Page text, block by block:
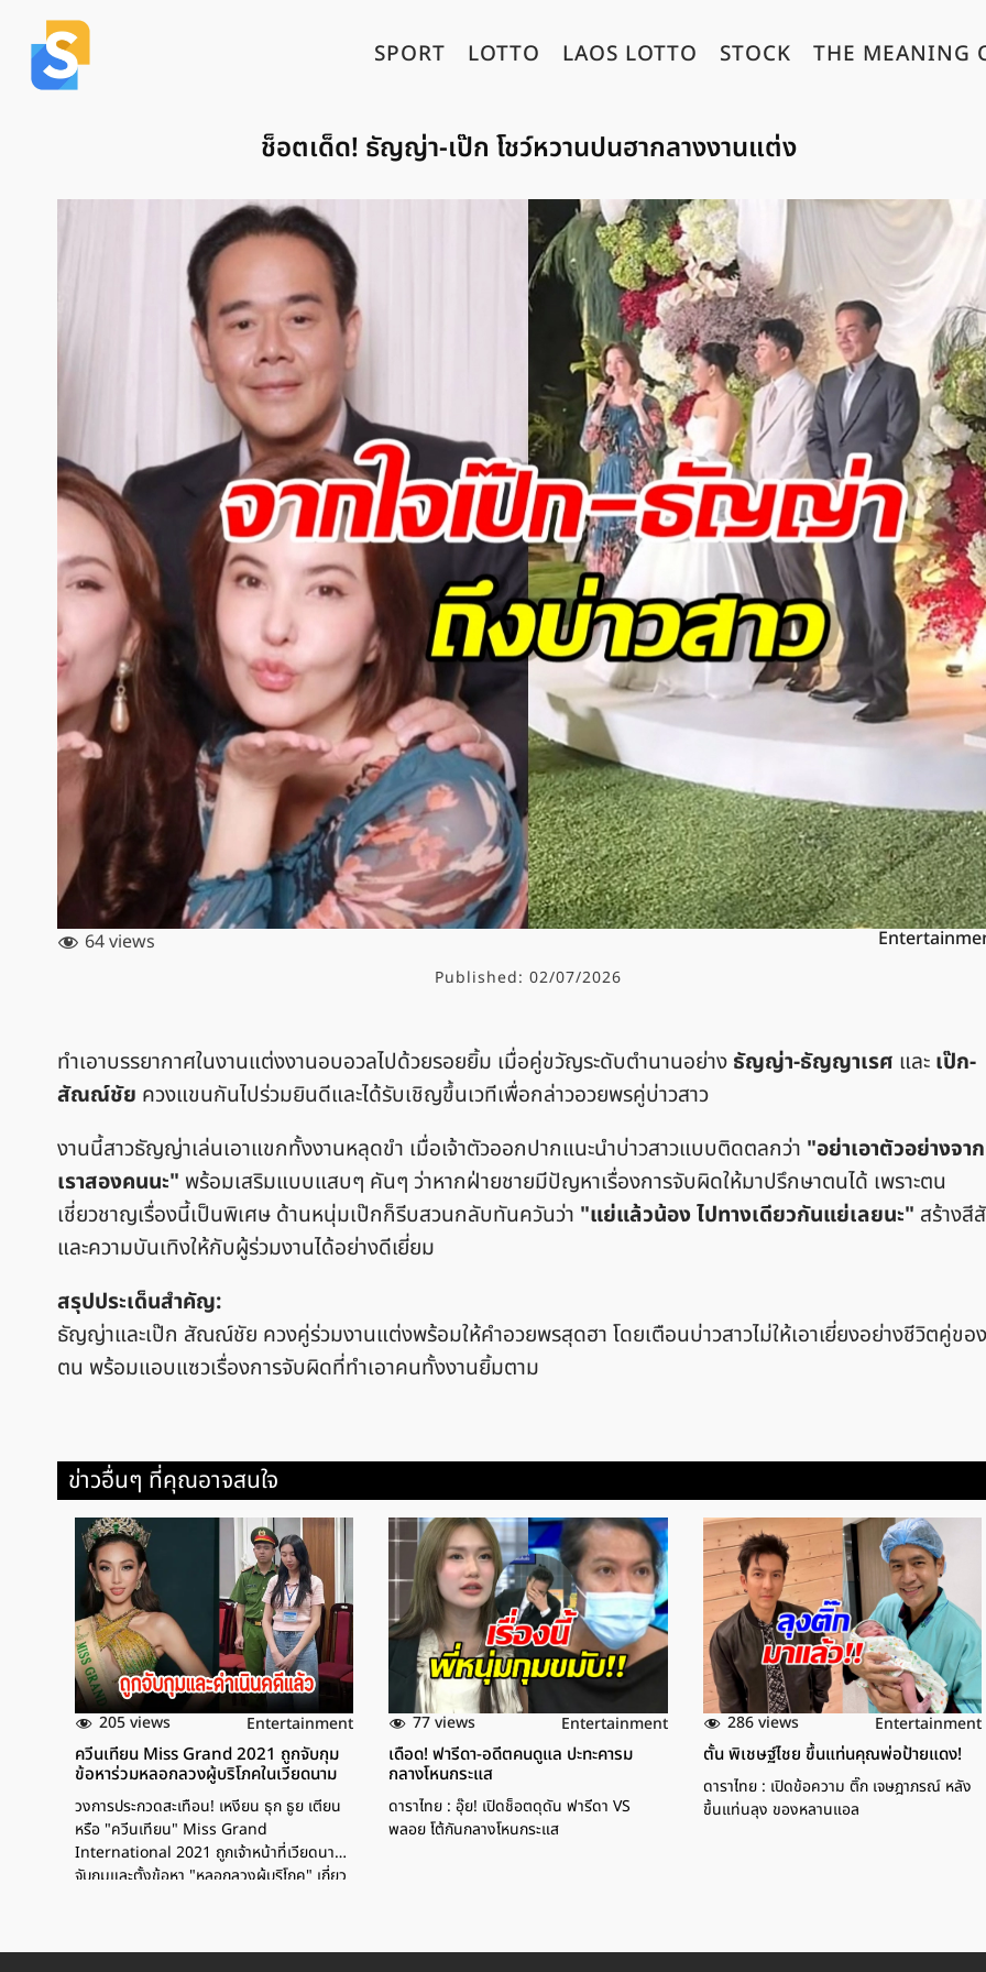
SPORT LOTTO LAOS LOTTO STOCK THE MEANING
ช็อตเด็ด! ธัญญ่า-เป๊ก โชว์หวานปนฮากลางงานแต่ง
64 views
Published: 02/07/2026
ทำเอาบรรยากาศในงานแต่งงานอบอวลไปด้วยรอยยิ้ม เมื่อคู่ขวัญระดับตำนานอย่าง ธัญญ่า-ธัญญาเรศ และ เป๊ก-
สัณณ์ชัย ควงแขนกันไปร่วมยินดีและได้รับเชิญขึ้นเวทีเพื่อกล่าวอวยพรคู่บ่าวสาว
งานนี้สาวธัญญ่าเล่นเอาแขกทั้งงานหลุดขำ เมื่อเจ้าตัวออกปากแนะนำบ่าวสาวแบบติดตลกว่า "อย่าเอาตัวอย่างจาก
เราสองคนนะ" พร้อมเสริมแบบแสบๆ คันๆ ว่าหากฝ่ายชายมีปัญหาเรื่องการจับผิดให้มาปรึกษาตนได้ เพราะตน
เชี่ยวชาญเรื่องนี้เป็นพิเศษ ด้านหนุ่มเป๊กก็รีบสวนกลับทันควันว่า "แย่แล้วน้อง ไปทางเดียวกันแย่เลยนะ" สร้างสี
และความบันเทิงให้กับผู้ร่วมงานได้อย่างดีเยี่ยม
สรุปประเด็นสำคัญ:
ธัญญ่าและเป๊ก สัณณ์ชัย ควงคู่ร่วมงานแต่งพร้อมให้คำอวยพรสุดฮา โดยเตือนบ่าวสาวไม่ให้เอาเยี่ยงอย่างชีวิตคู่ของ
ตน พร้อมแอบแซวเรื่องการจับผิดที่ทำเอาคนทั้งงานยิ้มตาม
ข่าวอื่นๆ ที่คุณอาจสนใจ
205 views Entertainment
ควีนเทียน Miss Grand 2021 ถูกจับกุม
ข้อหาร่วมหลอกลวงผู้บริโภคในเวียดนาม
วงการประกวดสะเทือน! เหงียน ธุก ธูย เตียน
หรือ "ควีนเทียน" Miss Grand
International 2021 ถูกเจ้าหน้าที่เวียดนาม
จับกุมและตั้งข้อหา "หลอกลวงผู้บริโภค" เกี่ยว
77 views Entertainment
เดือด! ฟารีดา-อดีตคนดูแล ปะทะคารม
กลางโหนกระแส
ดาราไทย : อุ๊ย! เปิดช็อตดุดัน ฟารีดา VS
พลอย โต้กันกลางโหนกระแส
286 views Entertainment
ตั้น พิเชษฐ์ไชย ขึ้นแท่นคุณพ่อป้ายแดง!
ดาราไทย : เปิดข้อความ ติ๊ก เจษฎาภรณ์ หลัง
ขึ้นแท่นลุง ของหลานแอล